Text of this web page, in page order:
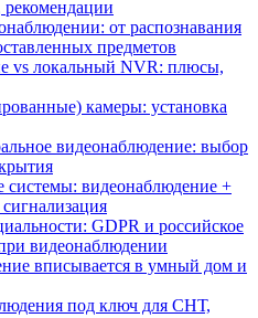
рекомендации
от распознавания
предметов
vs локальный NVR: плюсы,
камеры: установка
видеонаблюдение: выбор
видеонаблюдение +
GDPR и российское
видеонаблюдении
вписывается в умный дом и
под ключ для СНТ,